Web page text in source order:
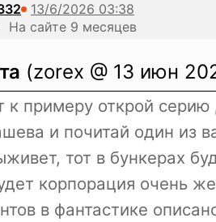
сайте 9 месяцев
(zorex @ 13 июн
к примеру открой
и почитай один из
тот в бункерах
корпорация очень
в фантастике